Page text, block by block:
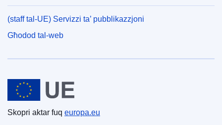
(staff tal-UE) Servizzi ta’ pubblikazzjoni
Għodod tal-web
Unjoni Ewropea
Skopri aktar fuq europa.eu